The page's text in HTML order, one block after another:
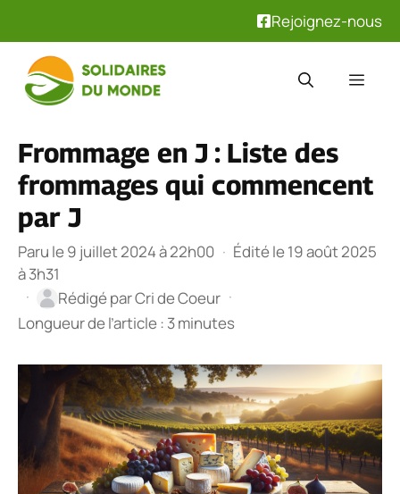
Rejoignez-nous
contenu
Frommage en J : Liste des
frommages qui commencent
par J
Paru le 9 juillet 2024 à 22h00 · Édité le 19 août 2025
à 3h31
·
Rédigé parCri de Coeur ·
Longueur de l’article : 3 minutes